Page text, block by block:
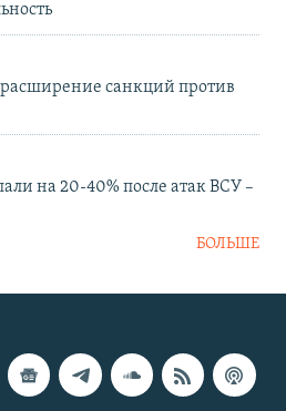
санкций против
на 20-40% после атак ВСУ –
БОЛЬШЕ